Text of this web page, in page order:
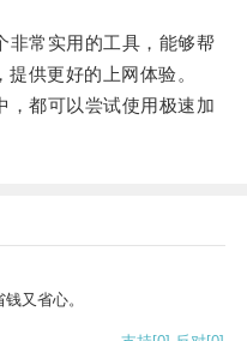
常实用的工具，能够帮
供更好的上网体验。
都可以尝试使用极速加
又省心。